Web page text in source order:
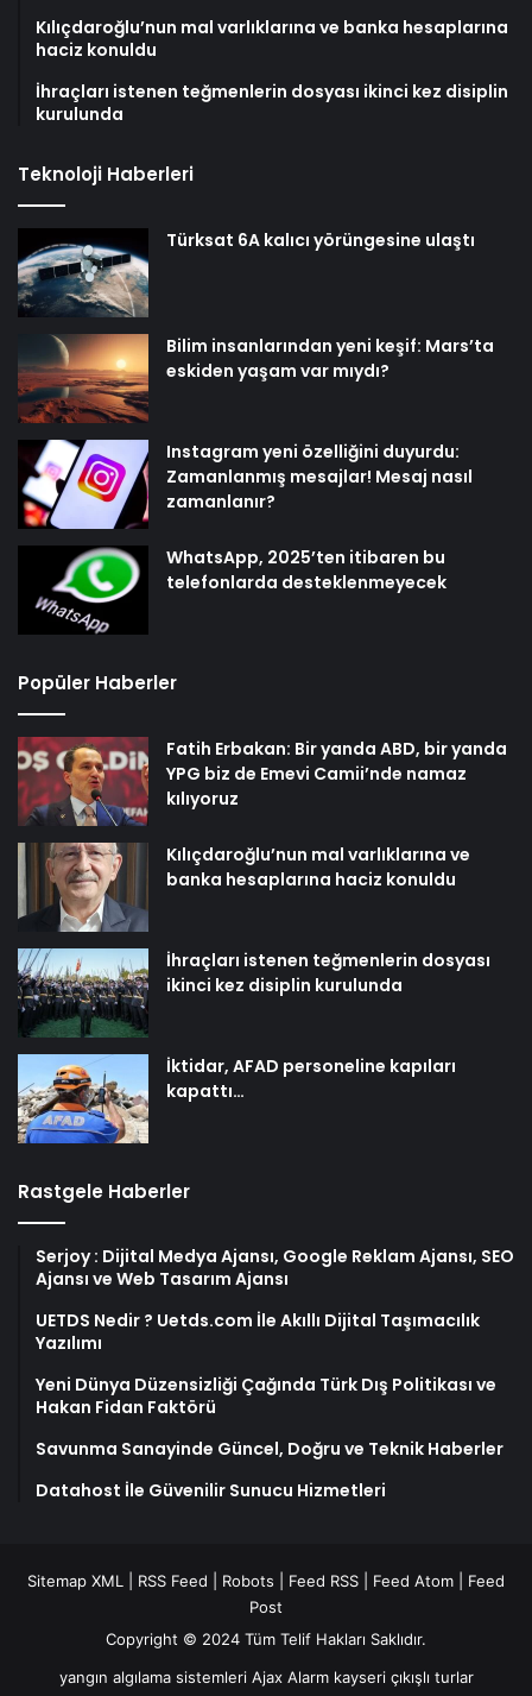
Kılıçdaroğlu’nun mal varlıklarına ve banka hesaplarına
haciz konuldu
İhraçları istenen teğmenlerin dosyası ikinci kez disiplin
kurulunda
Teknoloji Haberleri
Türksat 6A kalıcı yörüngesine ulaştı
Bilim insanlarından yeni keşif: Mars’ta
eskiden yaşam var mıydı?
Instagram yeni özelliğini duyurdu:
Zamanlanmış mesajlar! Mesaj nasıl
zamanlanır?
WhatsApp, 2025’ten itibaren bu
telefonlarda desteklenmeyecek
Popüler Haberler
Fatih Erbakan: Bir yanda ABD, bir yanda
YPG biz de Emevi Camii’nde namaz
kılıyoruz
Kılıçdaroğlu’nun mal varlıklarına ve
banka hesaplarına haciz konuldu
İhraçları istenen teğmenlerin dosyası
ikinci kez disiplin kurulunda
İktidar, AFAD personeline kapıları
kapattı…
Rastgele Haberler
Serjoy : Dijital Medya Ajansı, Google Reklam Ajansı, SEO
Ajansı ve Web Tasarım Ajansı
UETDS Nedir ? Uetds.com İle Akıllı Dijital Taşımacılık
Yazılımı
Yeni Dünya Düzensizliği Çağında Türk Dış Politikası ve
Hakan Fidan Faktörü
Savunma Sanayinde Güncel, Doğru ve Teknik Haberler
Datahost İle Güvenilir Sunucu Hizmetleri
Sitemap XML RSS Feed Robots Feed RSS Feed Atom
Feed
Post
Copyright © 2024 Tüm Telif Hakları Saklıdır.
yangın algılama sistemleri Ajax Alarm kayseri çıkışlı turlar